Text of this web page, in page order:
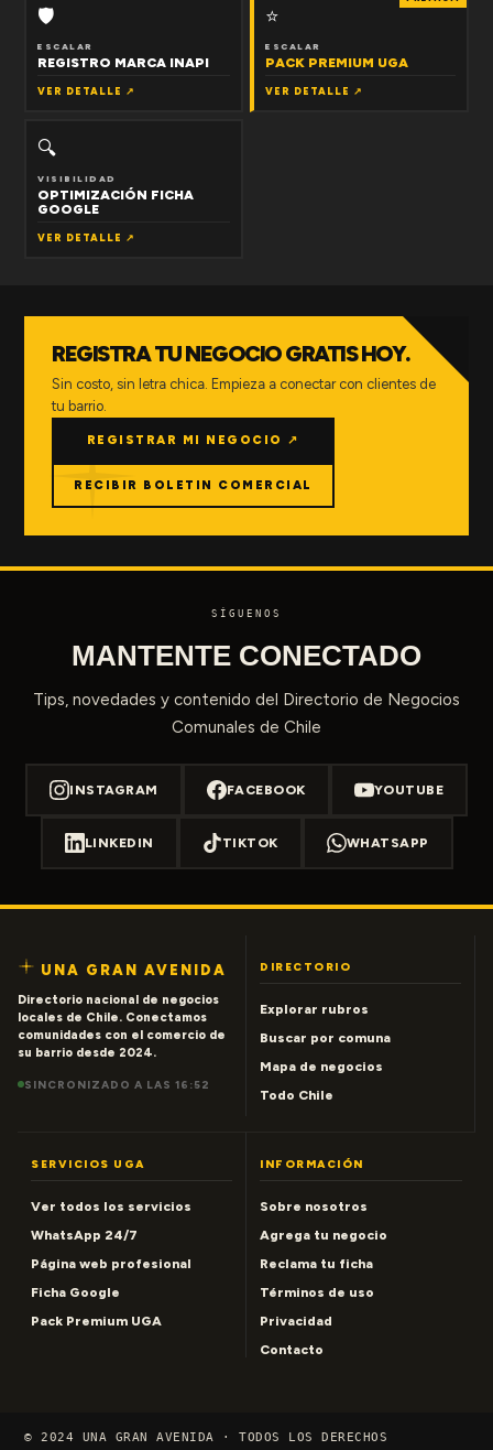
🛡
ESCALAR
REGISTRO MARCA INAPI
VER DETALLE ↗
⭐
ESCALAR
PACK PREMIUM UGA
VER DETALLE ↗
🔍
VISIBILIDAD
OPTIMIZACIÓN FICHA
GOOGLE
VER DETALLE ↗
REGISTRA TU NEGOCIO GRATIS HOY.
Sin costo, sin letra chica. Empieza a conectar con clientes de
tu barrio.
REGISTRAR MI NEGOCIO ↗
RECIBIR BOLETIN COMERCIAL
SÍGUENOS
MANTENTE CONECTADO
Tips, novedades y contenido del Directorio de Negocios
Comunales de Chile
INSTAGRAM FACEBOOK YOUTUBE
LINKEDIN TIKTOK WHATSAPP
UNA GRAN AVENIDA
Directorio nacional de negocios
locales de Chile. Conectamos
comunidades con el comercio de
su barrio desde 2024.
SINCRONIZADO A LAS 16:52
DIRECTORIO
Explorar rubros
Buscar por comuna
Mapa de negocios
Todo Chile
SERVICIOS UGA
Ver todos los servicios
WhatsApp 24/7
Página web profesional
Ficha Google
Pack Premium UGA
INFORMACIÓN
Sobre nosotros
Agrega tu negocio
Reclama tu ficha
Términos de uso
Privacidad
Contacto
© 2024 UNA GRAN AVENIDA · TODOS LOS DERECHOS